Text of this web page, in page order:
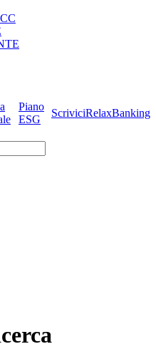
Piano
ESG
ScriviciRelaxBanking